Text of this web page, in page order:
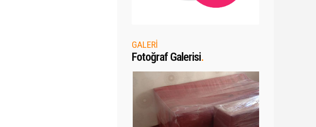
GALERİ
Fotoğraf Galerisi.